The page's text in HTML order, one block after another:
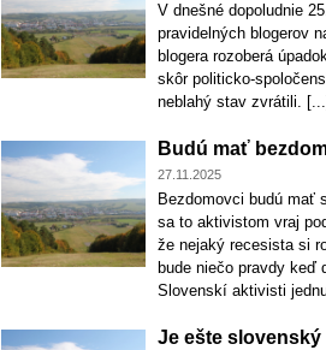
V dnešné dopoludnie
pravidelných blogerov
blogera rozoberá
skôr politicko-
neblahý stav zvrátili.
Budú mať
27.11.2025
Bezdomovci budú mať
sa to aktivistom vraj
že nejaký recesista si
bude niečo pravdy keď
Slovenskí aktivisti
Je ešte